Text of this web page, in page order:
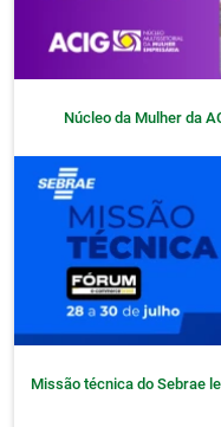
Núcleo da Mulher da
Missão técnica do Sebrae